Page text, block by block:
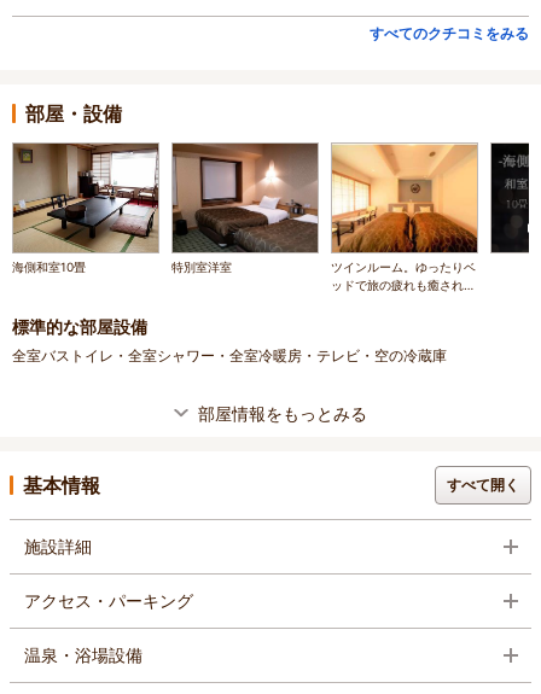
すべてのクチコミをみる
部屋・設備
海側和室10畳 特別室洋室
ツインルーム。ゆったりベ
ッドで旅の疲れも癒される
標準的な部屋設備
全室バストイレ・全室シャワー・全室冷暖房・テレビ・空の冷蔵庫
部屋情報をもっとみる
基本情報 すべて開く
施設詳細
アクセス・パーキング
温泉・浴場設備